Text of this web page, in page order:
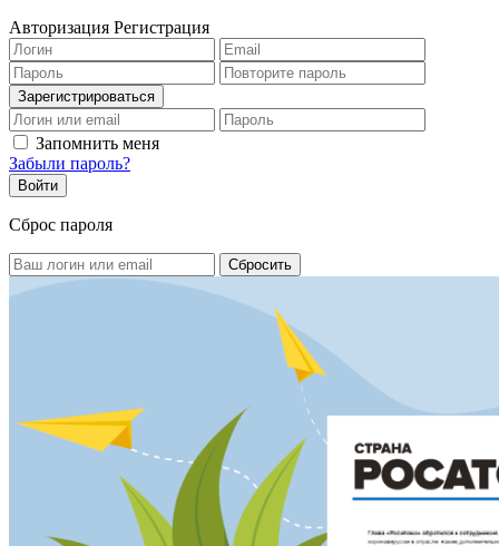
Авторизация Регистрация
Запомнить меня
Забыли пароль?
Сброс пароля